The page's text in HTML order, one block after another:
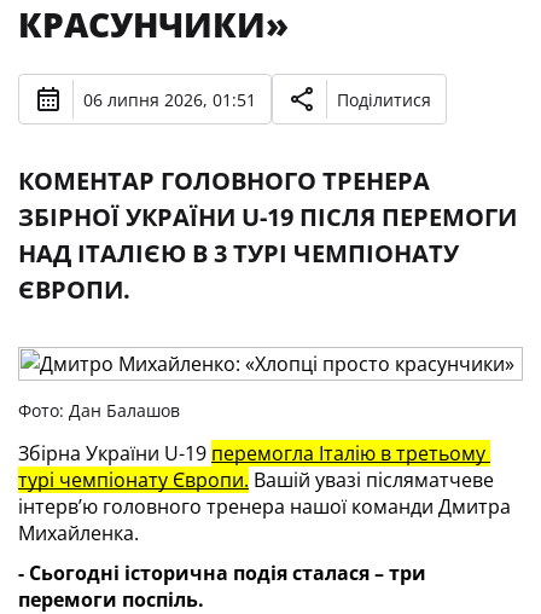
КРАСУНЧИКИ»
06 липня 2026, 01:51 Поділитися
КОМЕНТАР ГОЛОВНОГО ТРЕНЕРА
ЗБІРНОЇ УКРАЇНИ U-19 ПІСЛЯ ПЕРЕМОГИ
НАД ІТАЛІЄЮ В 3 ТУРІ ЧЕМПІОНАТУ
ЄВРОПИ.
Фото: Дан Балашов
Збірна України U-19 перемогла Італію в третьому
турі чемпіонату Європи. Вашій увазі післяматчеве
інтерв’ю головного тренера нашої команди Дмитра
Михайленка.
- Сьогодні історична подія сталася – три
перемоги поспіль.